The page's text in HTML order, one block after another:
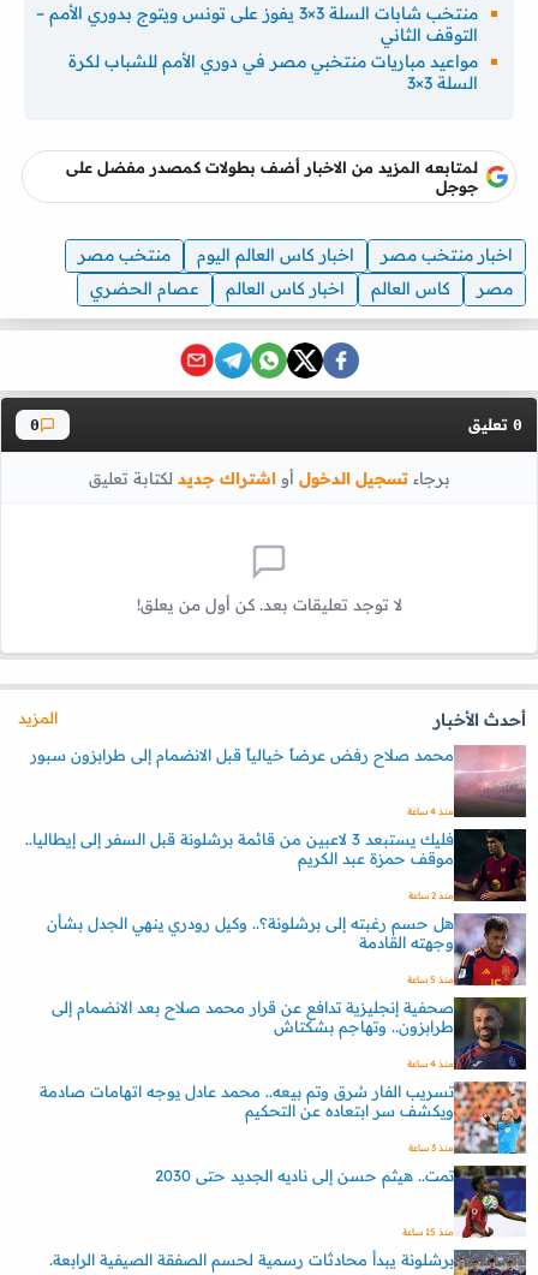
منتخب شابات السلة 3×3 يفوز على تونس ويتوج بدوري الأمم –
التوقف الثاني
مواعيد مباريات منتخبي مصر في دوري الأمم للشباب لكرة
السلة 3×3
لمتابعه المزيد من الاخبار أضف بطولات كمصدر مفضل على
جوجل
اخبار منتخب مصر اخبار كاس العالم اليوم
منتخب مصر
مصر
كاس العالم اخبار كاس العالم عصام الحضري
0 تعليق 0
برجاءتسجيل الدخول أواشتراك جديد لكتابة تعليق
لا توجد تعليقات بعد. كن أول من يعلق!
أحدث الأخبار
المزيد
محمد صلاح رفض عرضاً خيالياً قبل الانضمام إلى طرابزون سبور
منذ 4 ساعة
فليك يستبعد 3 لاعبين من قائمة برشلونة قبل السفر إلى إيطاليا..
موقف حمزة عبد الكريم
منذ 2 ساعة
هل حسم رغبته إلى برشلونة؟.. وكيل رودري ينهي الجدل بشأن
وجهته القادمة
منذ 5 ساعة
صحفية إنجليزية تدافع عن قرار محمد صلاح بعد الانضمام إلى
طرابزون.. وتهاجم بشكتاش
منذ 4 ساعة
تسريب الفار سُرق وتم بيعه.. محمد عادل يوجه اتهامات صادمة
ويكشف سر ابتعاده عن التحكيم
منذ 3 ساعة
تمت.. هيثم حسن إلى ناديه الجديد حتى 2030
منذ 15 ساعة
برشلونة يبدأ محادثات رسمية لحسم الصفقة الصيفية الرابعة.